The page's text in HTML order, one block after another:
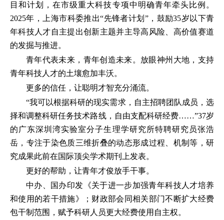
目和计划，在市级重大科技专项中明确青年牵头比例。
2025年，上海市科委推出“先锋者计划”，鼓励35岁以下青
年科技人才自主提出创新主题并主导高风险、高价值赛道
的发掘与推进。
青年代表未来，青年创造未来。放眼神州大地，支持
青年科技人才的土壤愈加丰沃。
更多的信任，让聪明才智充分涌流。
“我可以根据科研的现实需求，自主招聘团队成员，选
择和调整科研任务技术路线，自由支配科研经费……”37岁
的广东深圳湾实验室分子生理学研究所特聘研究员张浩
岳，专注于染色质三维折叠的动态形成过程、机制等，研
究成果此前在国际顶尖学术期刊上发表。
更好的帮助，让青年才俊放手干事。
中办、国办印发《关于进一步加强青年科技人才培养
和使用的若干措施》；财政部会同相关部门不断扩大经费
包干制范围，赋予科研人员更大经费使用自主权。